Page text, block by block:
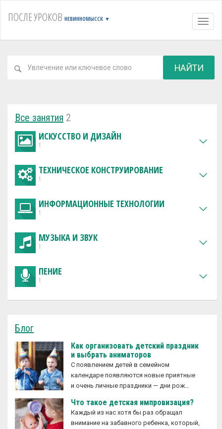
ПОСЛЕ УРОКОВ НЕВИННОМЫССК ▼
НАЙТИ
Все занятия 2
ИСКУССТВО И ДИЗАЙН
1
ТЕХНИЧЕСКОЕ КОНСТРУИРОВАНИЕ
1
ИНФОРМАЦИОННЫЕ ТЕХНОЛОГИИ
1
МУЗЫКА И ЗВУК
1
ПЕНИЕ
1
Блог
Как организовать детский праздник
и выбрать аниматоров
С появлением детей в семейном
календаре появляются новые приятные
и очень личные праздники — дни рож…
Что такое детская импровизация?
Каждый из нас хотя бы раз обращал
внимание на забавного ребенка, который,